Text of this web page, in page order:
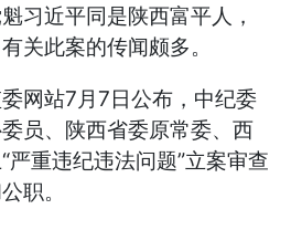
习近平同是陕西富平人，
关此案的传闻颇多。
站7月7日公布，中纪委
员、陕西省委原常委、西
严重违纪违法问题”立案审查
职。